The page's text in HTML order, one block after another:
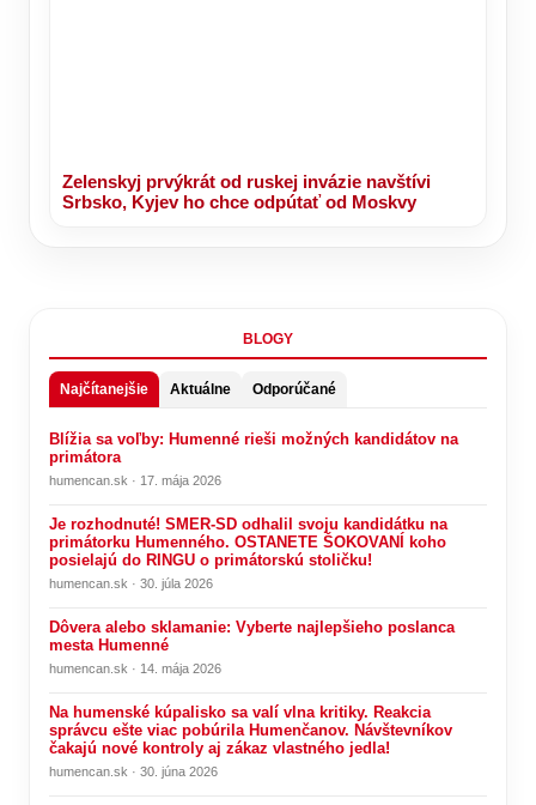
Zelenskyj prvýkrát od ruskej invázie navštívi
Srbsko, Kyjev ho chce odpútať od Moskvy
BLOGY
Najčítanejšie Aktuálne Odporúčané
Blížia sa voľby: Humenné rieši možných kandidátov na
primátora
humencan.sk · 17. mája 2026
Je rozhodnuté! SMER-SD odhalil svoju kandidátku na
primátorku Humenného. OSTANETE ŠOKOVANÍ koho
posielajú do RINGU o primátorskú stoličku!
humencan.sk · 30. júla 2026
Dôvera alebo sklamanie: Vyberte najlepšieho poslanca
mesta Humenné
humencan.sk · 14. mája 2026
Na humenské kúpalisko sa valí vlna kritiky. Reakcia
správcu ešte viac pobúrila Humenčanov. Návštevníkov
čakajú nové kontroly aj zákaz vlastného jedla!
humencan.sk · 30. júna 2026